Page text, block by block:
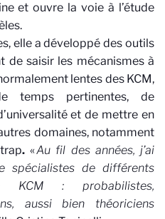
et ouvre la voie à l’étude
elle a développé des outils
de saisir les mécanismes à
lentes des KCM,
temps pertinentes, de
et de mettre en
domaines, notamment
.«Au fil des années, j’ai
spécialistes de différents
KCM : probabilistes,
aussi bien théoriciens